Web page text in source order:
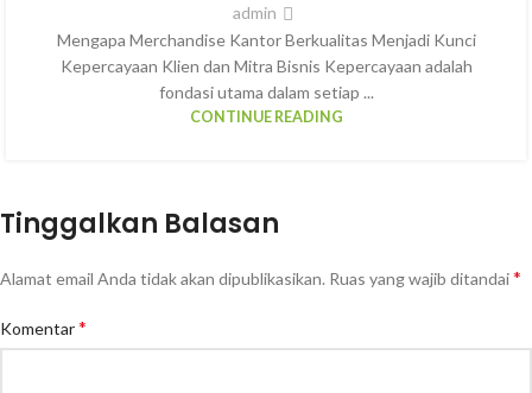
admin
Mengapa Merchandise Kantor Berkualitas Menjadi Kunci
Kepercayaan Klien dan Mitra Bisnis Kepercayaan adalah
fondasi utama dalam setiap ...
CONTINUE READING
Tinggalkan Balasan
Alamat email Anda tidak akan dipublikasikan. Ruas yang wajib ditandai*
Komentar*